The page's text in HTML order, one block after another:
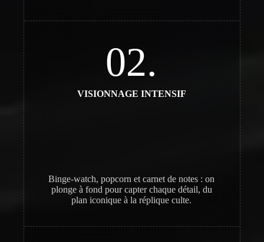
02.
VISIONNAGE INTENSIF
Binge-watch, popcorn et carnet de notes : on
plonge à fond pour capter chaque détail, du
plan iconique à la réplique culte.